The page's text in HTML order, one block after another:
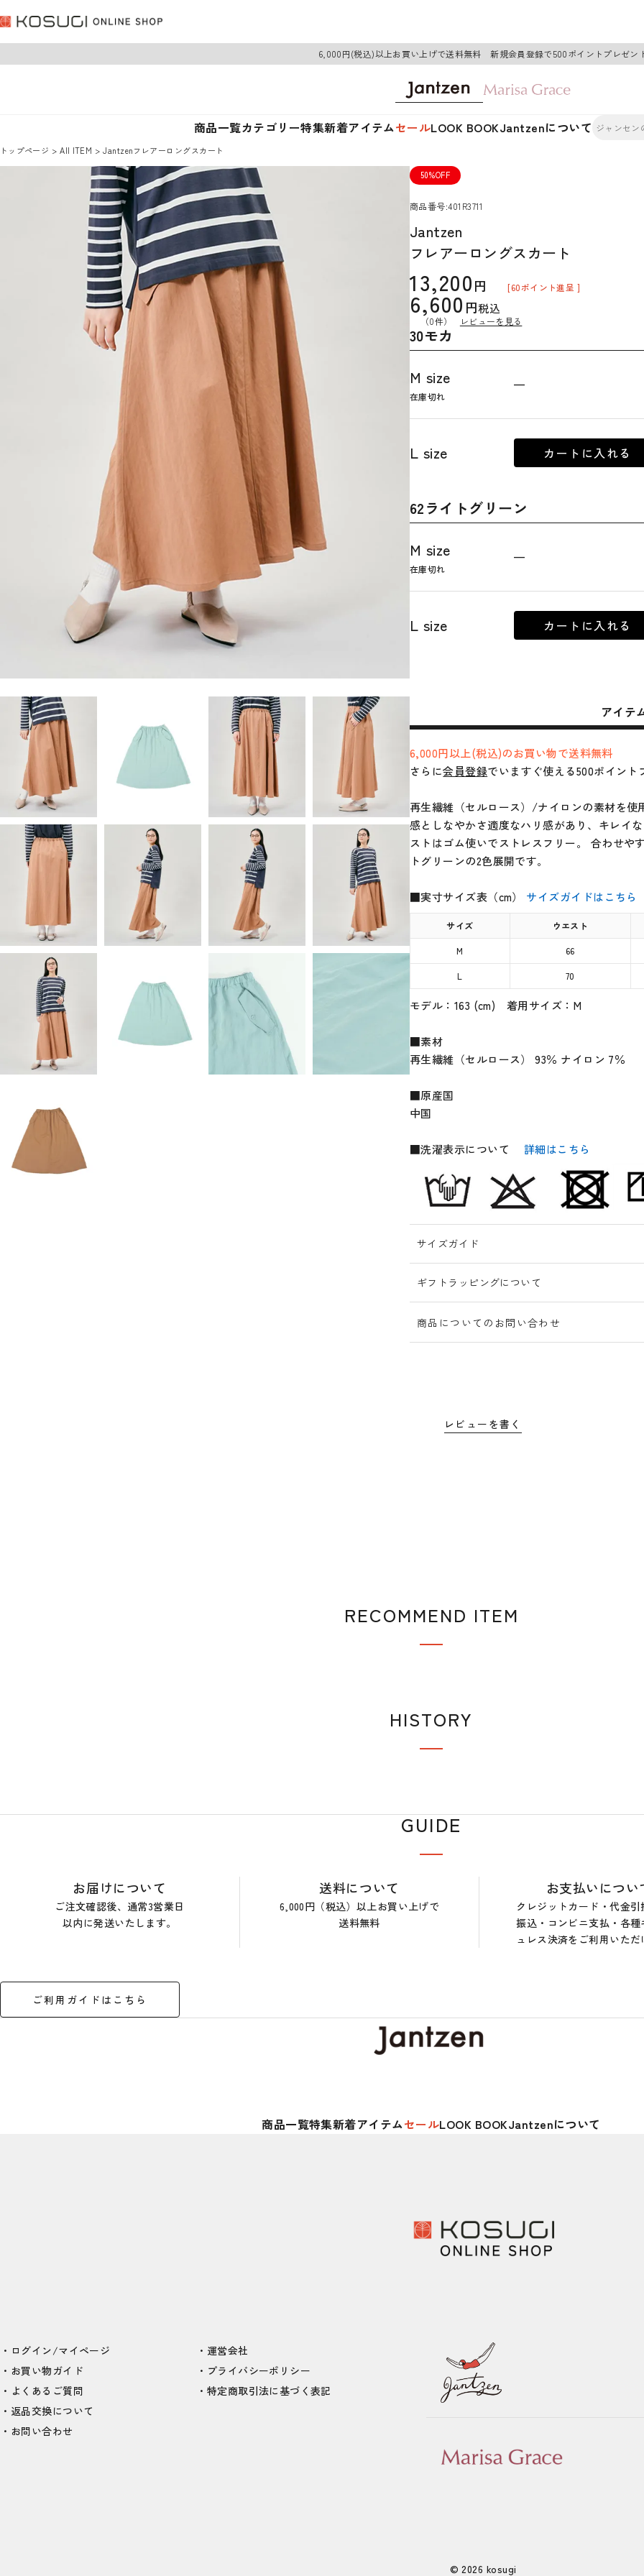
6,000円(税込)以上お買い上げで送料無料 新規会員登録で500ポイントプレゼン
商品一覧カテゴリー特集新着アイテムセールLOOK BOOKJantzenについて
トップページ AII ITEM Jantzenフレアーロングスカート
50%OFF
商品番号 401R3711
Jantzen
フレアーロングスカート
13,200
6,600 税込
[60ポイント進呈 ]
（0件） レビューを見る
30モカ
M size
在庫切れ
—
L size カートに入れる
62ライトグリーン
M size
在庫切れ
—
L size カートに入れる
アイテ
6,000円以上(税込)のお買い物で送料無料
さらに会員登録でいますぐ使える500ポイント
再生繊維（セルロース）/ナイロンの素材を
感としなやかさ適度なハリ感があり、キレイ
ストはゴム使いでストレスフリー。 合わせや
トグリーンの2色展開です。
■実寸サイズ表（cm） サイズガイドはこちら
サイズ ウエスト
M 66
L 70
モデル：163 (cm) 着用サイズ：M
■素材
再生繊維（セルロース） 93％ ナイロン 7％
■原産国
中国
■洗濯表示について 詳細はこちら
サイズガイド
ギフトラッピングについて
商品についてのお問い合わせ
レビューを書く
RECOMMEND ITEM
HISTORY
GUIDE
お届けについて
ご注文確認後、通常3営業日
以内に発送いたします。
送料について
6,000円（税込）以上お買い上げで
送料無料
お支払いについ
クレジットカード・代金
振込・コンビニ支払・各種
ュレス決済をご利用いた
ご利用ガイドはこちら
商品一覧特集新着アイテムセールLOOK BOOKJantzenについて
ログイン/マイページ
お買い物ガイド
よくあるご質問
返品交換について
お問い合わせ
運営会社
プライバシーポリシー
特定商取引法に基づく表記
© 2026 kosugi